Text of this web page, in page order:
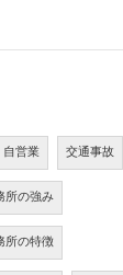
自営業 交通事故
所の強み
所の特徴